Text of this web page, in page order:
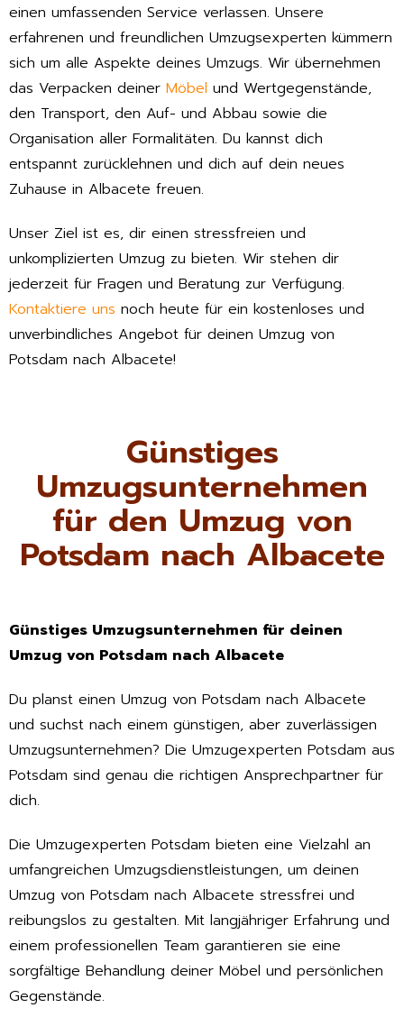
einen umfassenden Service verlassen. Unsere
erfahrenen und freundlichen Umzugsexperten kümmern
sich um alle Aspekte deines Umzugs. Wir übernehmen
das Verpacken deiner Möbel und Wertgegenstände,
den Transport, den Auf- und Abbau sowie die
Organisation aller Formalitäten. Du kannst dich
entspannt zurücklehnen und dich auf dein neues
Zuhause in Albacete freuen.
Unser Ziel ist es, dir einen stressfreien und
unkomplizierten Umzug zu bieten. Wir stehen dir
jederzeit für Fragen und Beratung zur Verfügung.
Kontaktiere uns noch heute für ein kostenloses und
unverbindliches Angebot für deinen Umzug von
Potsdam nach Albacete!
Günstiges
Umzugsunternehmen
für den Umzug von
Potsdam nach Albacete
Günstiges Umzugsunternehmen für deinen
Umzug von Potsdam nach Albacete
Du planst einen Umzug von Potsdam nach Albacete
und suchst nach einem günstigen, aber zuverlässigen
Umzugsunternehmen? Die Umzugexperten Potsdam aus
Potsdam sind genau die richtigen Ansprechpartner für
dich.
Die Umzugexperten Potsdam bieten eine Vielzahl an
umfangreichen Umzugsdienstleistungen, um deinen
Umzug von Potsdam nach Albacete stressfrei und
reibungslos zu gestalten. Mit langjähriger Erfahrung und
einem professionellen Team garantieren sie eine
sorgfältige Behandlung deiner Möbel und persönlichen
Gegenstände.